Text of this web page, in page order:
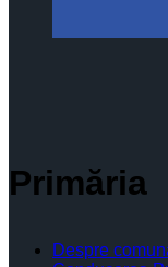
Primăria
Despre